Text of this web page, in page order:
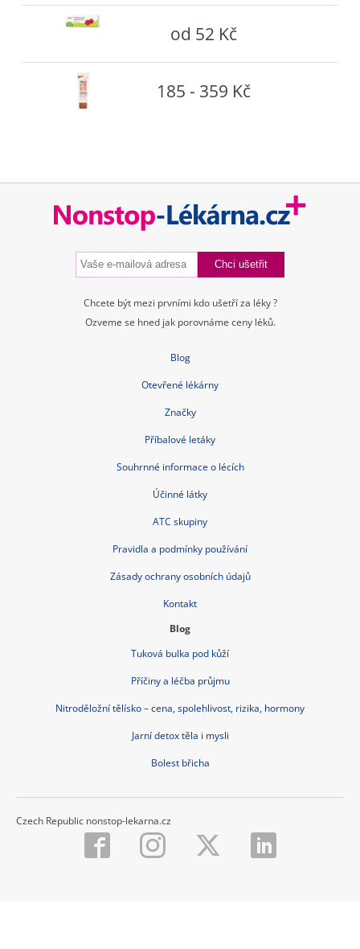
od 52 Kč
185 - 359 Kč
Chcete být mezi prvními kdo ušetří za léky ?
Ozveme se hned jak porovnáme ceny léků.
Blog
Otevřené lékárny
Značky
Příbalové letáky
Souhrnné informace o lécích
Účinné látky
ATC skupiny
Pravidla a podmínky používání
Zásady ochrany osobních údajů
Kontakt
Blog
Tuková bulka pod kůží
Příčiny a léčba průjmu
Nitroděložní tělísko – cena, spolehlivost, rizika, hormony
Jarní detox těla i mysli
Bolest břicha
Czech Republic nonstop-lekarna.cz